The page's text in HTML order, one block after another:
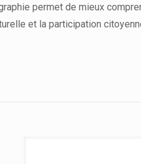
permet de mieux
et la participation